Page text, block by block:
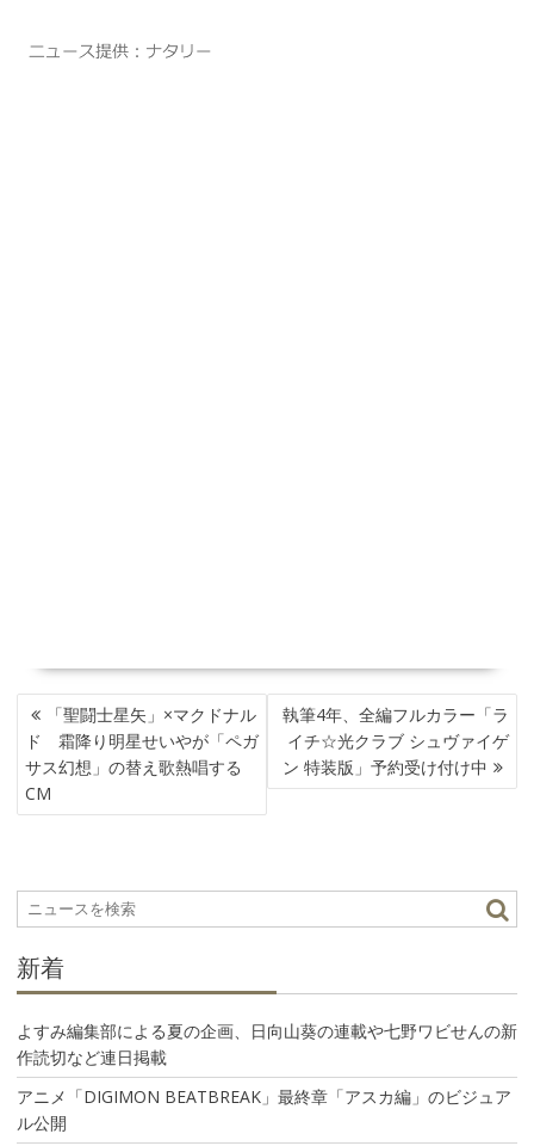
投
稿
ナ
ビ
ゲ
ョ
ン
「聖闘士星矢」×マクドナル
ド 霜降り明星せいやが「ペガ
サス幻想」の替え歌熱唱する
CM
執筆4年、全編フルカラー「ラ
イチ☆光クラブ シュヴァイゲ
ン 特装版」予約受け付け中
新着
よすみ編集部による夏の企画、日向山葵の連載や七野ワビせんの新
作読切など連日掲載
アニメ「DIGIMON BEATBREAK」最終章「アスカ編」のビジュア
ル公開